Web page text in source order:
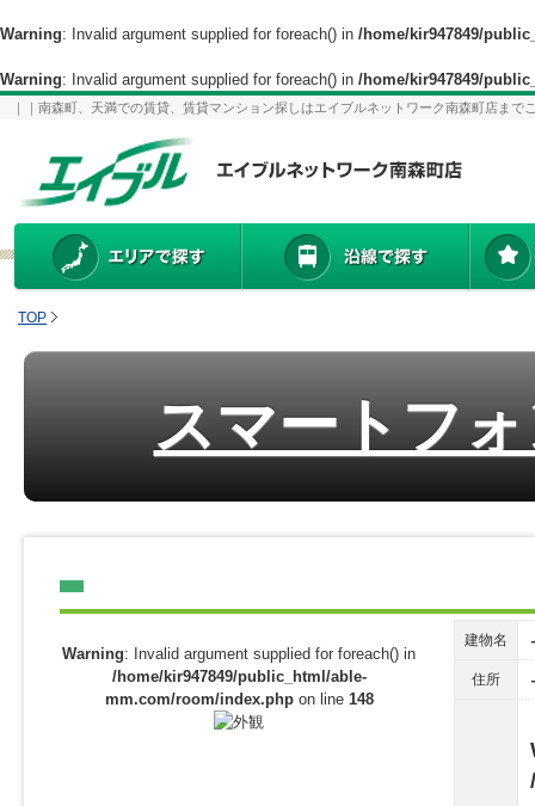
Warning: Invalid argument supplied for foreach() in /home/kir947849/
Warning: Invalid argument supplied for foreach() in /home/kir947849/
｜｜南森町、天満での賃貸、賃貸マンション探しはエイブルネットワーク南森町店まで
TOP
スマートフ
Warning: Invalid argument supplied for foreach() in
/home/kir947849/public_html/able-
mm.com/room/index.phpon line 148
建物名
住所